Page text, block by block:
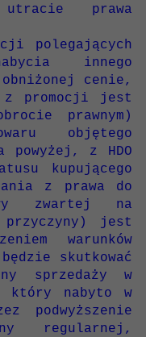
prawa
polegających
innego
cenie,
z promocji jest
prawnym)
objętego
powyżej, z HDO
kupującego
z prawa do
zwartej na
przyczyny) jest
warunków
skutkować
sprzedaży w
który nabyto w
podwyższenie
regularnej,